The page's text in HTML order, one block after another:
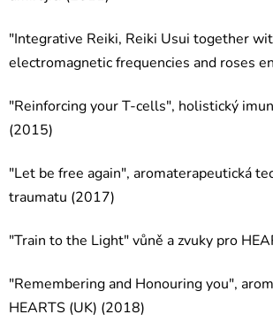
"Integrative Reiki, Reiki Usui together
electromagnetic frequencies and roses
"Reinforcing your T-cells", holistický
(2015)
"Let be free again", aromaterapeutická
traumatu (2017)
"Train to the Light" vůně a zvuky pro
"Remembering and Honouring you",
HEARTS (UK) (2018)